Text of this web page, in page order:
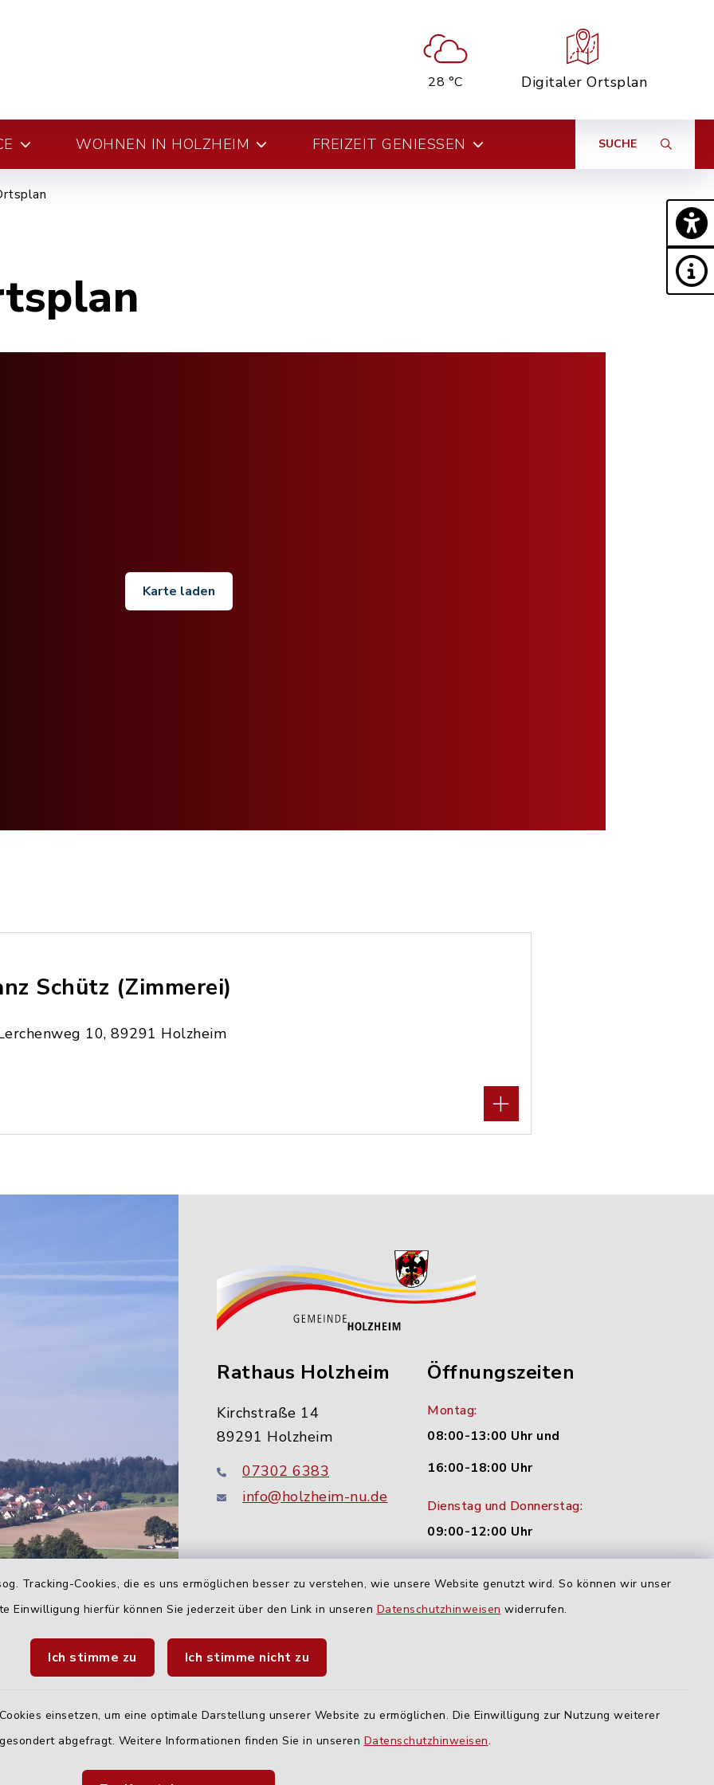
Tracking-Cookies, die es uns ermöglichen besser zu verstehen, wie unsere Website genutzt wird. So können wir unser
Einwilligung hierfür können Sie jederzeit über den Link in unseren Datenschutzhinweisen widerrufen.
Ich stimme zu Ich stimme nicht zu
einsetzen, um eine optimale Darstellung unserer Website zu ermöglichen. Die Einwilligung zur Nutzung weiterer
abgefragt. Weitere Informationen finden Sie in unseren Datenschutzhinweisen.
28 °C Digitaler Ortsplan
WOHNEN IN HOLZHEIM FREIZEIT GENIESSEN SUCHE
Karte laden
Schütz (Zimmerei)
10, 89291 Holzheim
Rathaus Holzheim
Kirchstraße 14
89291 Holzheim
07302 6383
info@holzheim-nu.de
Öffnungszeiten
Montag:
08:00-13:00 Uhr und
16:00-18:00 Uhr
Dienstag und Donnerstag:
09:00-12:00 Uhr
16:00-18:00 Uhr